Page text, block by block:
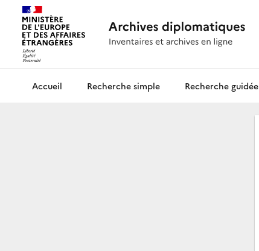
Archives diplomatiquesRecherche simple Recherche guidée